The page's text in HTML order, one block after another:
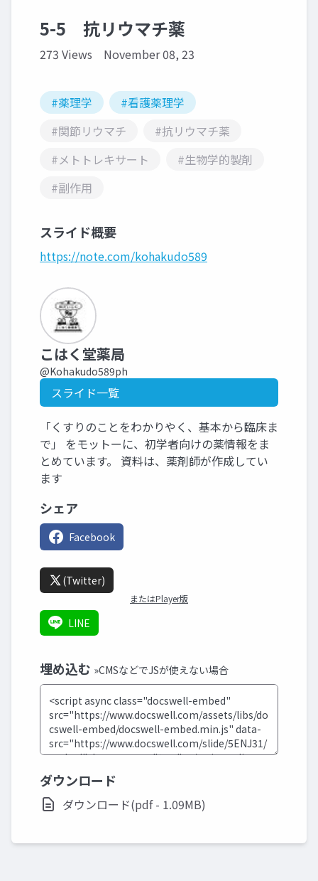
5-5 抗リウマチ薬
273 Views November 08, 23
#薬理学
#看護薬理学
#関節リウマチ
#抗リウマチ薬
#メトトレキサート
#生物学的製剤
#副作用
スライド概要
https://note.com/kohakudo589
こはく堂薬局
@Kohakudo589ph
スライド一覧
「くすりのことをわかりやく、基本から臨床ま
で」 をモットーに、初学者向けの薬情報をま
とめています。 資料は、薬剤師が作成してい
ます
シェア
Facebook
(Twitter)
またはPlayer版
LINE
埋め込む »CMSなどでJSが使えない場合
ダウンロード
ダウンロード(pdf - 1.09MB)